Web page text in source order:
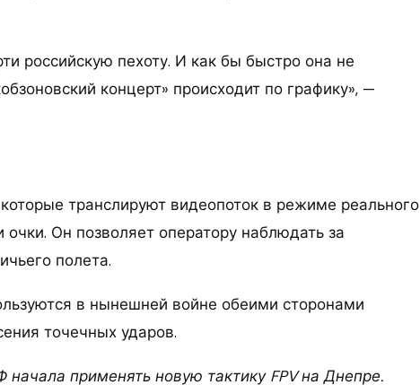
российскую пехоту. И как бы быстро она не
концерт» происходит по графику», —
транслируют видеопоток в режиме реального
Он позволяет оператору наблюдать за
полета.
в нынешней войне обеими сторонами
точечных ударов.
применять новую тактику FPV на Днепре.